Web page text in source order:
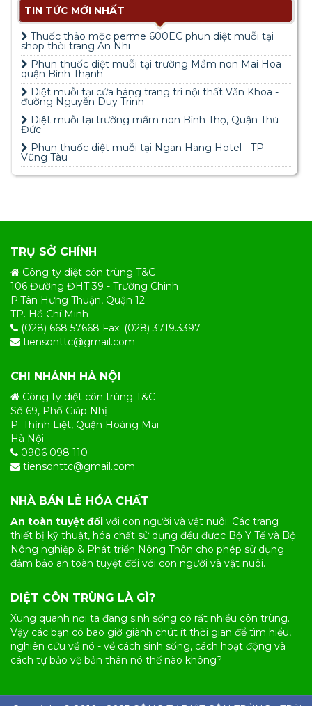
TIN TỨC MỚI NHẤT
Thuốc thảo mộc perme 600EC phun diệt muỗi tại
shop thời trang An Nhi
Phun thuốc diệt muỗi tại trường Mầm non Mai Hoa
quận Bình Thạnh
Diệt muỗi tại cửa hàng trang trí nội thất Văn Khoa -
đường Nguyễn Duy Trinh
Diệt muỗi tại trường mầm non Bình Thọ, Quận Thủ
Đức
Phun thuốc diệt muỗi tại Ngan Hang Hotel - TP
Vũng Tàu
TRỤ SỞ CHÍNH
Công ty diệt côn trùng T&C
106 Đường ĐHT 39 - Trường Chinh
P.Tân Hưng Thuận, Quận 12
TP. Hồ Chí Minh
(028) 668 57668 Fax: (028) 3719.3397
tiensonttc@gmail.com
CHI NHÁNH HÀ NỘI
Công ty diệt côn trùng T&C
Số 69, Phố Giáp Nhị
P. Thịnh Liệt, Quận Hoàng Mai
Hà Nội
0906 098 110
tiensonttc@gmail.com
NHÀ BÁN LẺ HÓA CHẤT
An toàn tuyệt đối với con người và vật nuôi: Các trang
thiết bị kỹ thuật, hóa chất sử dụng đều được Bộ Y Tế và Bộ
Nông nghiệp & Phát triển Nông Thôn cho phép sử dụng
đảm bảo an toàn tuyệt đối với con người và vật nuôi.
DIỆT CÔN TRÙNG LÀ GÌ?
Xung quanh nơi ta đang sinh sống có rất nhiều côn trùng.
Vậy các bạn có bao giờ giành chút ít thời gian để tìm hiểu,
nghiên cứu về nó - về cách sinh sống, cách hoạt động và
cách tự bảo vệ bản thân nó thế nào không?